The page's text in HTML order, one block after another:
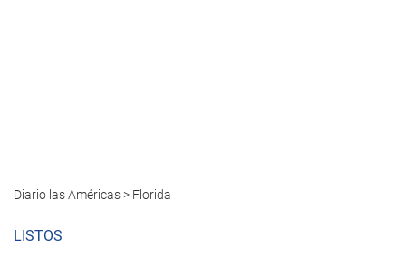
Diario las Américas> Florida
LISTOS